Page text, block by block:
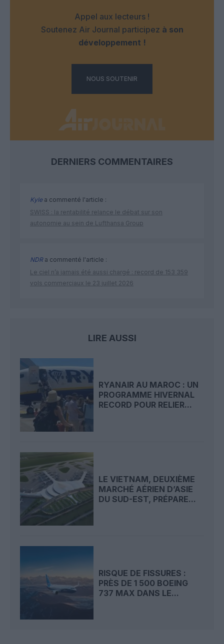
Appel aux lecteurs !
Soutenez Air Journal participez à son
développement !
NOUS SOUTENIR
DERNIERS COMMENTAIRES
Kylea commenté l'article :
SWISS : la rentabilité relance le débat sur son
autonomie au sein de Lufthansa Group
NDRa commenté l'article :
Le ciel n’a jamais été aussi chargé : record de 153 359
vols commerciaux le 23 juillet 2026
LIRE AUSSI
RYANAIR AU MAROC : UN
PROGRAMME HIVERNAL
RECORD POUR RELIER...
LE VIETNAM, DEUXIÈME
MARCHÉ AÉRIEN D’ASIE
DU SUD-EST, PRÉPARE...
RISQUE DE FISSURES :
PRÈS DE 1 500 BOEING
737 MAX DANS LE...